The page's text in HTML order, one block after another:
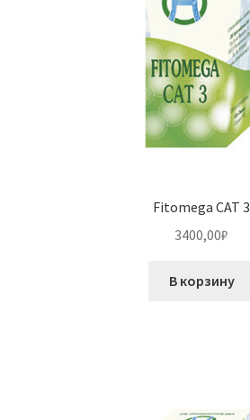
Fitomega CAT 3
3400,00₽
В корзину